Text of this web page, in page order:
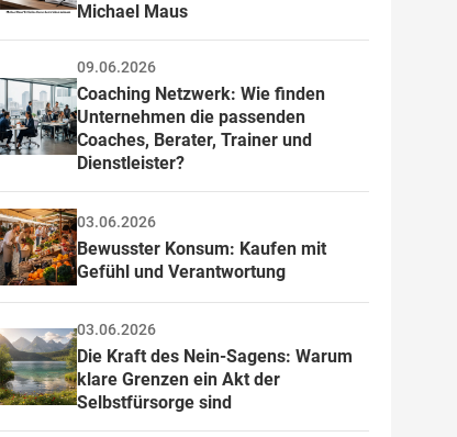
Michael Maus
09.06.2026
Coaching Netzwerk: Wie finden
Unternehmen die passenden
Coaches, Berater, Trainer und
Dienstleister?
03.06.2026
Bewusster Konsum: Kaufen mit
Gefühl und Verantwortung
03.06.2026
Die Kraft des Nein-Sagens: Warum
klare Grenzen ein Akt der
Selbstfürsorge sind